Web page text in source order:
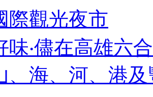
際觀光夜市
味‧儘在高雄六
、海、河、港